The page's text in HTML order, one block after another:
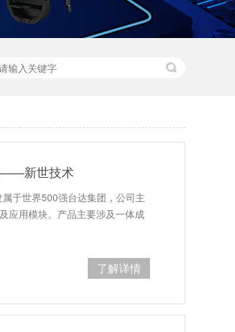
——新世技术
于世界500强台达集团，公司主
应用模块。产品主要涉及一体成
了解详情